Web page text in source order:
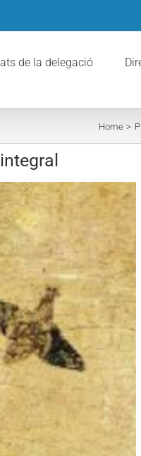
de la delegació
Home